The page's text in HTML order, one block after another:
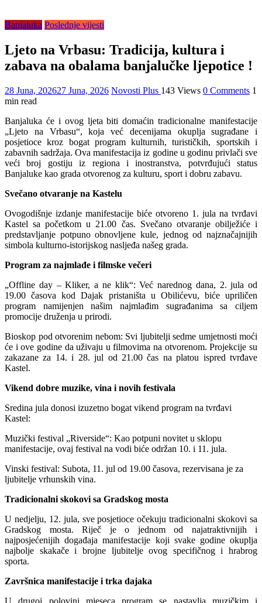
Banjaluka Poslednje vijesti
Ljeto na Vrbasu: Tradicija, kultura i
zabava na obalama banjalučke ljepotice !
28 Juna, 202627 Juna, 2026 Novosti Plus 143 Views 0 Comments 1
min read
Banjaluka će i ovog ljeta biti domaćin tradicionalne manifestacije
„Ljeto na Vrbasu“, koja već decenijama okuplja sugrađane i
posjetioce kroz bogat program kulturnih, turističkih, sportskih i
zabavnih sadržaja. Ova manifestacija iz godine u godinu privlači sve
veći broj gostiju iz regiona i inostranstva, potvrđujući status
Banjaluke kao grada otvorenog za kulturu, sport i dobru zabavu.
​Svečano otvaranje na Kastelu
​Ovogodišnje izdanje manifestacije biće otvoreno 1. jula na tvrđavi
Kastel sa početkom u 21.00 čas. Svečano otvaranje obilježiće i
predstavljanje potpuno obnovljene kule, jednog od najznačajnijih
simbola kulturno-istorijskog nasljeđa našeg grada.
​Program za najmlađe i filmske večeri
​„Offline day – Kliker, a ne klik“: Već narednog dana, 2. jula od
19.00 časova kod Dajak pristaništa u Obilićevu, biće upriličen
program namijenjen našim najmlađim sugrađanima sa ciljem
promocije druženja u prirodi.
​Bioskop pod otvorenim nebom: Svi ljubitelji sedme umjetnosti moći
će i ove godine da uživaju u filmovima na otvorenom. Projekcije su
zakazane za 14. i 28. jul od 21.00 čas na platou ispred tvrđave
Kastel.
Vikend dobre muzike, vina i novih festivala
​Sredina jula donosi izuzetno bogat vikend program na tvrđavi
Kastel:
​Muzički festival „Riverside“: Kao potpuni novitet u sklopu
manifestacije, ovaj festival na vodi biće održan 10. i 11. jula.
​Vinski festival: Subota, 11. jul od 19.00 časova, rezervisana je za
ljubitelje vrhunskih vina.
Tradicionalni skokovi sa Gradskog mosta
​U nedjelju, 12. jula, sve posjetioce očekuju tradicionalni skokovi sa
Gradskog mosta. Riječ je o jednom od najatraktivnijih i
najposjećenijih događaja manifestacije koji svake godine okuplja
najbolje skakače i brojne ljubitelje ovog specifičnog i hrabrog
sporta.
​Završnica manifestacije i trka dajaka
​U drugoj polovini mjeseca program se nastavlja muzičkim i